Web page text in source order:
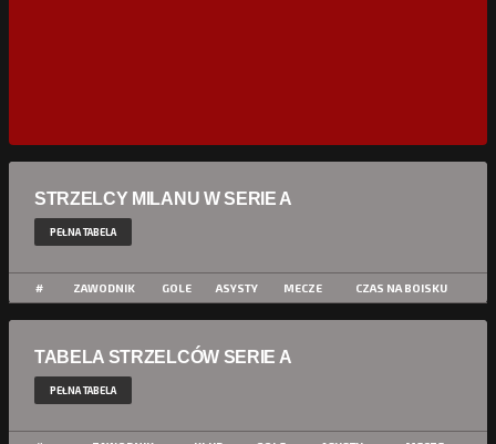
STRZELCY MILANU W SERIE A
PEŁNA TABELA
# ZAWODNIK GOLE ASYSTY MECZE CZAS NA BOISKU
TABELA STRZELCÓW SERIE A
PEŁNA TABELA